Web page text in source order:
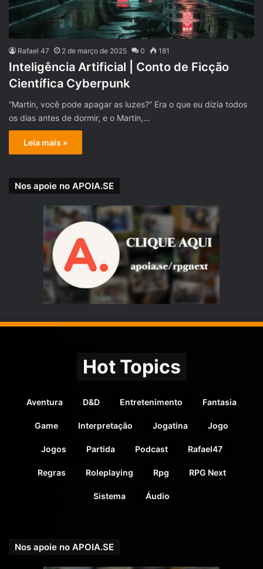
Rafael 47 2 de março de 2025 0 181
Inteligência Artificial | Conto de Ficção
Científica Cyberpunk
“Martin, você pode apagar as luzes?” Era o que eu dizia todos
os dias antes de dormir, e o Martin,…
Leia mais »
Nos apoie no APOIA.SE
Hot Topics
Aventura D&D Entretenimento Fantasia
Game Interpretação Jogatina Jogo
Jogos Partida Podcast Rafael47
Regras Roleplaying Rpg RPG Next
Sistema Áudio
Nos apoie no APOIA.SE